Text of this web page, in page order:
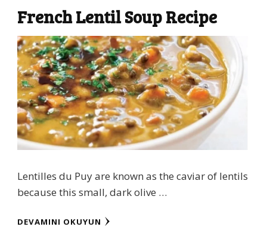
French Lentil Soup Recipe
Lentilles du Puy are known as the caviar of lentils
because this small, dark olive …
DEVAMINI OKUYUN